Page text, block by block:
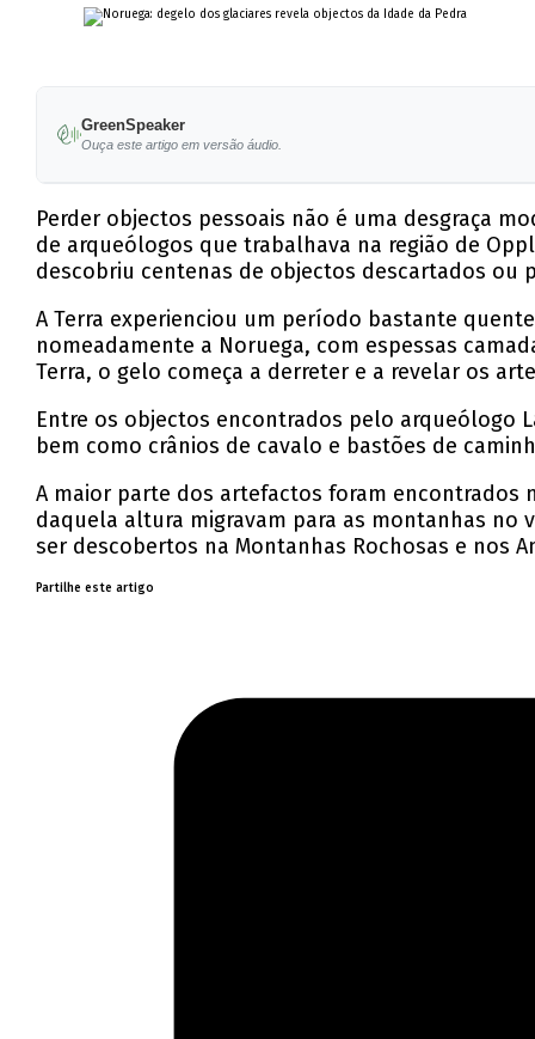
GreenSpeaker
Ouça este artigo em versão áudio.
Perder objectos pessoais não é uma desgraça
de arqueólogos que trabalhava na região de
descobriu centenas de objectos descartados
A Terra experienciou um período bastante
nomeadamente a Noruega, com espessas
Terra, o gelo começa a derreter e a revelar os
Entre os objectos encontrados pelo arqueólogo
bem como crânios de cavalo e bastões de
A maior parte dos artefactos foram
daquela altura migravam para as montanhas no
ser descobertos na Montanhas Rochosas e nos
Partilhe este artigo